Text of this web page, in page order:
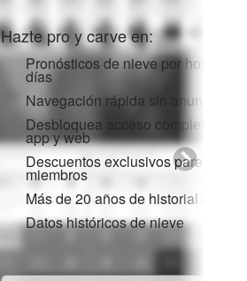
Hazte pro y carve en:
Pronósticos de nieve por horas y
días
Navegación rápida sin anuncios
Desbloquea acceso completo en la
app y web
Descuentos exclusivos para
miembros
Más de 20 años de historial de
Datos históricos de nieve